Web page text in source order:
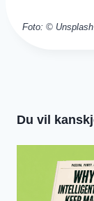
Foto: ©
Du vil